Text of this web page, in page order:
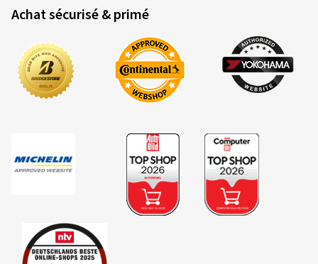
Achat sécurisé & primé